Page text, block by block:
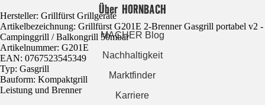
Hersteller: Grillfürst Grillgeräte
Artikelbezeichnung: Grillfürst G201E 2-Brenner Gasgrill portabel v2 -
Campinggrill / Balkongrill 50mbar
Artikelnummer: G201E
EAN: 0767523545349
Typ: Gasgrill
Bauform: Kompaktgrill
Leistung und Brenner
Über HORNBACH
MACHER Blog
Nachhaltigkeit
Marktfinder
Karriere